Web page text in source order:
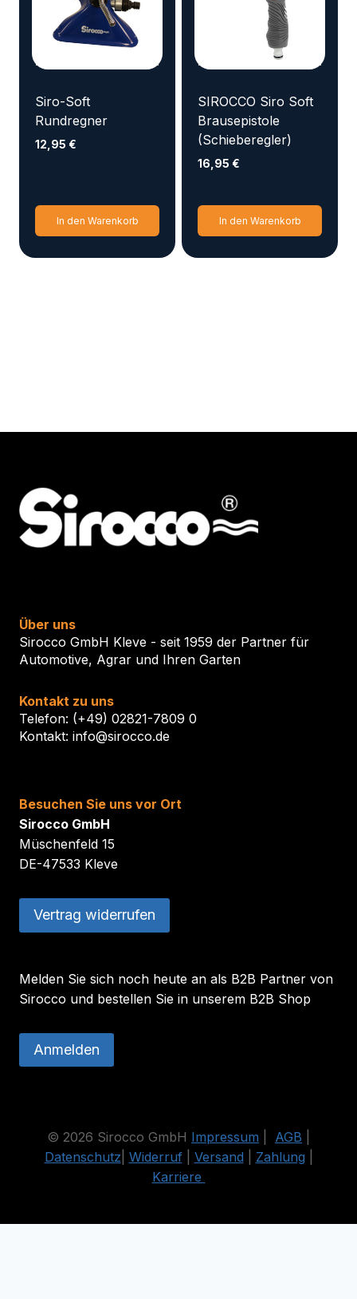
Siro-Soft
Rundregner
12,95 €
In den Warenkorb
SIROCCO Siro Soft
Brausepistole
(Schieberegler)
16,95 €
In den Warenkorb
Über uns
Sirocco GmbH Kleve - seit 1959 der Partner für
Automotive, Agrar und Ihren Garten
Kontakt zu uns
Telefon: (+49) 02821-7809 0
Kontakt: info@sirocco.de
Besuchen Sie uns vor Ort
Sirocco GmbH
Müschenfeld 15
DE-47533 Kleve
Vertrag widerrufen
Melden Sie sich noch heute an als B2B Partner von
Sirocco und bestellen Sie in unserem B2B Shop
Anmelden
© 2026 Sirocco GmbH Impressum AGB
Datenschutz Widerruf| Versand Zahlung
Karriere